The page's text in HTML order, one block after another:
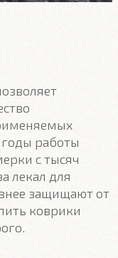
работы
с тысяч
лекал для
защищают от
коврики